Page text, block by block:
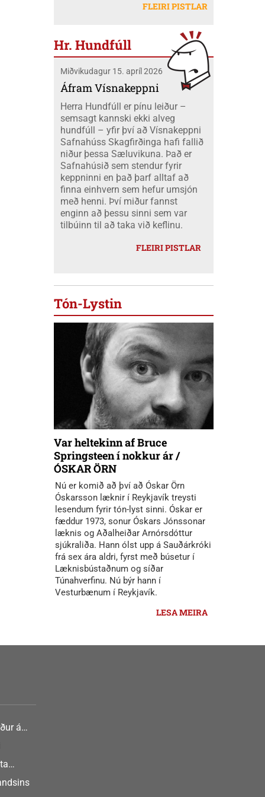
peningum. Væri ekki nær að nota þá
Mobeck kl. 15:00. Auk þess verður boðið
Borghildi Óskarsdóttur, Ósk
Vilhjálmsdóttur og Huldu Ragnhildi
létu sig ekki vanta þangað og fóru átta
Við áttum einnig fólk í fjölskyldubúðum,
fengum aukahendur til að aðstoða í
"matartjaldinu" og síðan komu margir úr
félaginu okkar í heimsókn til okkar á
opna deginum. Landsmót skáta er
stærsti viðburður skátahreyfingarinnar
og voru að þessu sinni um 1100
þátttakendur frá fjöldamörgum þjóðum
en flestir af erlendu skátunum komu frá
Kanada eða um 400 skátar.
FLEIRI PISTLAR
Hr. Hundfúll
Miðvikudagur 15. apríl 2026
Áfram Vísnakeppni
Herra Hundfúll er pínu leiður –
semsagt kannski ekki alveg
hundfúll – yfir því að Vísnakeppni
Safnahúss Skagfirðinga hafi fallið
niður þessa Sæluvikuna. Það er
Safnahúsið sem stendur fyrir
keppninni en það þarf alltaf að
finna einhvern sem hefur umsjón
með henni. Því miður fannst
enginn að þessu sinni sem var
tilbúinn til að taka við keflinu.
FLEIRI PISTLAR
Tón-Lystin
Var heltekinn af Bruce
Springsteen í nokkur ár /
ÓSKAR ÖRN
Nú er komið að því að Óskar Örn
Óskarsson læknir í Reykjavík treysti
lesendum fyrir tón-lyst sinni. Óskar er
fæddur 1973, sonur Óskars Jónssonar
læknis og Aðalheiðar Arnórsdóttur
sjúkraliða. Hann ólst upp á Sauðárkróki
frá sex ára aldri, fyrst með búsetur í
Læknisbústaðnum og síðar
Túnahverfinu. Nú býr hann í
Vesturbænum í Reykjavík.
LESA MEIRA
á